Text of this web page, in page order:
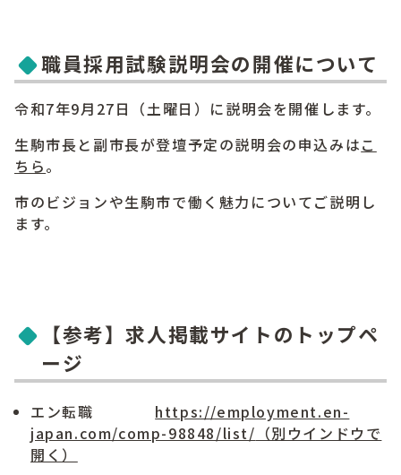
職員採用試験説明会の開催について
令和7年9月27日（土曜日）に説明会を開催します。
生駒市長と副市長が登壇予定の説明会の申込みはこ
ちら。
市のビジョンや生駒市で働く魅力についてご説明し
ます。
【参考】求人掲載サイトのトップペ
ージ
エン転職 https://employment.en-
japan.com/comp-98848/list/ （別ウインドウで
開く）